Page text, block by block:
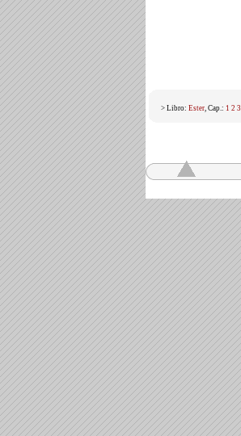
> Libro: Ester, Cap.: 1 2 3